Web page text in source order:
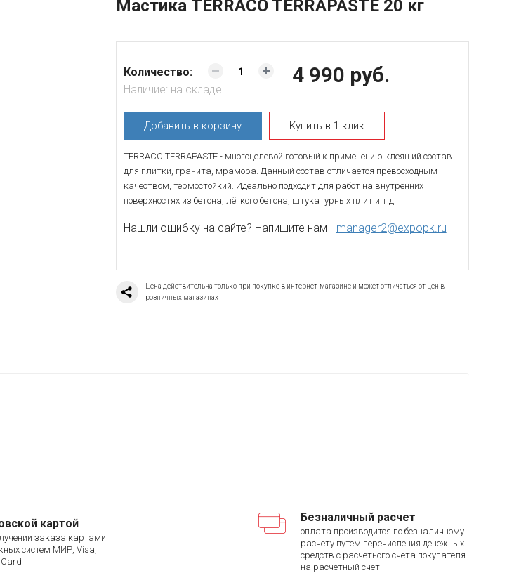
Мастика TERRACO TERRAPASTE 20 кг
4 990 руб.
Количество:
Наличие: на складе
Добавить в корзину Купить в 1 клик
TERRACO TERRAPASTE - многоцелевой готовый к применению клеящий состав
для плитки, гранита, мрамора. Данный состав отличается превосходным
качеством, термостойкий. Идеально подходит для работ на внутренних
поверхностях из бетона, лёгкого бетона, штукатурных плит и т.д.
Нашли ошибку на сайте? Напишите нам - manager2@expopk.ru
Цена действительна только при покупке в интернет-магазине и может отличаться от цен в
розничных магазинах
картой
заказа картами
систем МИР, Visa,
Безналичный расчет
оплата производится по безналичному
расчету путем перечисления денежных
средств с расчетного счета покупателя
на расчетный счет